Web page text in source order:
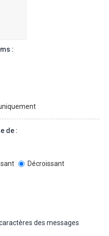
:
de :
Décroissant
des messages